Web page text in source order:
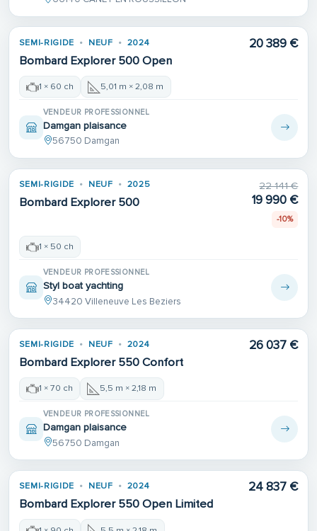
SEMI-RIGIDE NEUF 2024
Bombard Explorer 500 Open
20 389 €
1 × 60 ch 5,01 m × 2,08 m
VENDEUR PROFESSIONNEL
Damgan plaisance
56750 Damgan
SEMI-RIGIDE NEUF 2025
Bombard Explorer 500
22 141 €
19 990 €
-10%
1 × 50 ch
VENDEUR PROFESSIONNEL
Styl boat yachting
34420 Villeneuve Les Beziers
SEMI-RIGIDE NEUF 2024
Bombard Explorer 550 Confort
26 037 €
1 × 70 ch 5,5 m × 2,18 m
VENDEUR PROFESSIONNEL
Damgan plaisance
56750 Damgan
SEMI-RIGIDE NEUF 2024
Bombard Explorer 550 Open Limited
24 837 €